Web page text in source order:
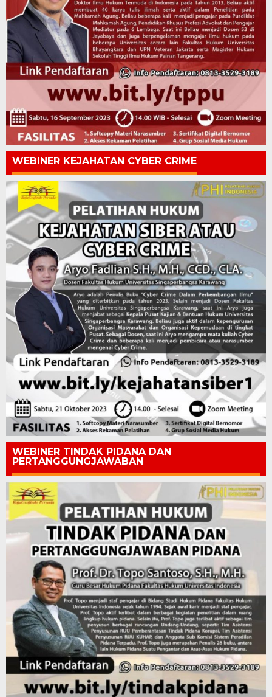
WEBINER KEJAHATAN CYBER CRIME
WEBINER TINDAK PIDANA DAN
PERTANGGUNGJAWABAN